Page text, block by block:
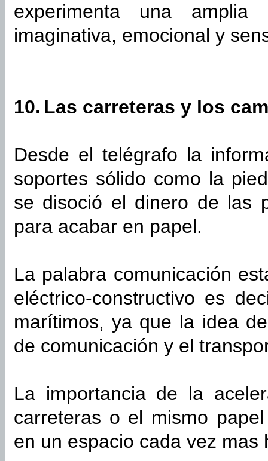
experimenta una
imaginativa, emocional y
10. Las carreteras y los
Desde el telégrafo la
soportes sólido como la
se disoció el dinero de las
para acabar en papel.
La palabra comunicación
eléctrico-constructivo es
marítimos, ya que la idea
de comunicación y el
La importancia de la
carreteras o el mismo
en un espacio cada vez mas